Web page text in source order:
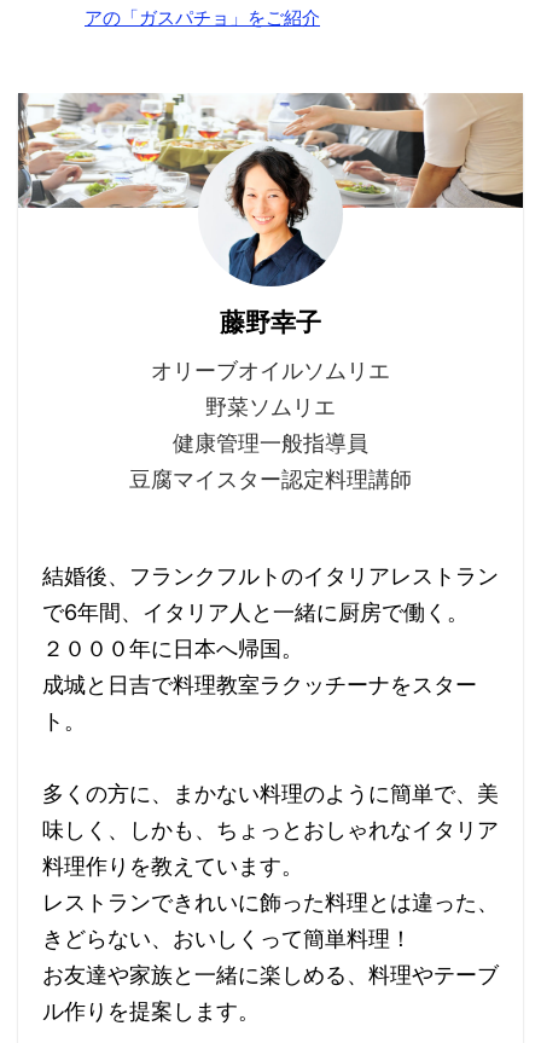
アの「ガスパチョ」をご紹介
藤野幸子
オリーブオイルソムリエ
野菜ソムリエ
健康管理一般指導員
豆腐マイスター認定料理講師
結婚後、フランクフルトのイタリアレストラン
で6年間、イタリア人と一緒に厨房で働く。
２０００年に日本へ帰国。
成城と日吉で料理教室ラクッチーナをスター
ト。
多くの方に、まかない料理のように簡単で、美
味しく、しかも、ちょっとおしゃれなイタリア
料理作りを教えています。
レストランできれいに飾った料理とは違った、
きどらない、おいしくって簡単料理！
お友達や家族と一緒に楽しめる、料理やテーブ
ル作りを提案します。